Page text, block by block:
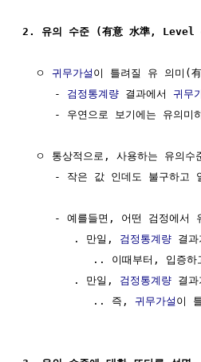
2. 유의 수준 (有意 水準,
  ㅇ
귀무가설 이 틀려질 유 의미(
     -
검정통계량 결과에서 귀무
- 우연으로 보기에는 유의미
ㅇ 통상적으로, 사용하는 유의수
- 작은 값 인데도 불구하고
- 예를들면, 어떤 검정에서
        . 만일,
검정통계량 결과
.. 이때부터, 입증하
        . 만일,
검정통계량 결과
           .. 즉,
귀무가설 이